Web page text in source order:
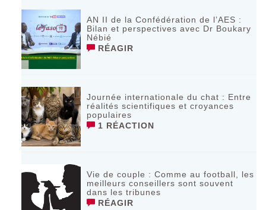
AN II de la Confédération de l’AES :
Bilan et perspectives avec Dr Boukary
Nébié
RÉAGIR
Journée internationale du chat : Entre
réalités scientifiques et croyances
populaires
1 RÉACTION
Vie de couple : Comme au football, les
meilleurs conseillers sont souvent
dans les tribunes
RÉAGIR